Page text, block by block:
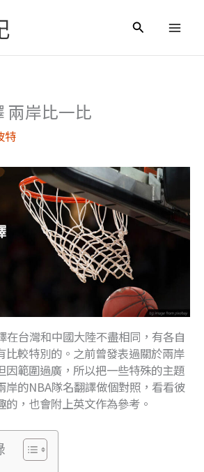
搜
兩岸比一比
特
在台灣和中國大陸不盡相同，有各自
比較特別的。之前曾發表過關於兩岸
因範圍過廣，所以把一些特殊的主題
岸的NBA隊名翻譯做個對照，看看彼
的，也會附上英文作為參考。